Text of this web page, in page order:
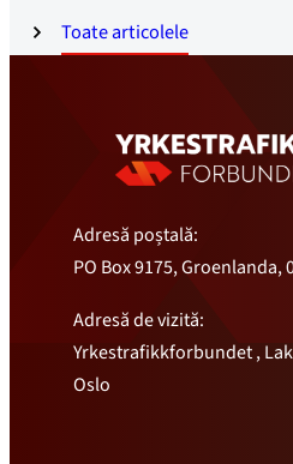
Toate articolele
Adresă poștală:
PO Box 9175, Groenlanda,
Adresă de vizită:
Yrkestrafikkforbundet ,
Oslo